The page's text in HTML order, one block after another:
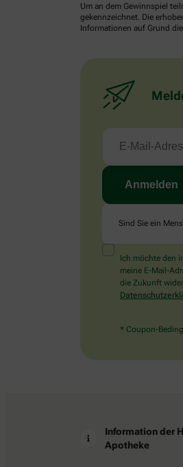
Um an dem Gewinnspiel
gekennzeichnet. Die
Informationen auf Grund
Sind Sie ein
Ich möchte den
meine E-Mail-
die Zukunft
* Coupon-
Information der
Apotheke